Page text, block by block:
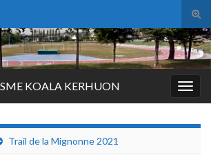
for:
KOALA KERHUON
Trail de la Mignonne 2021